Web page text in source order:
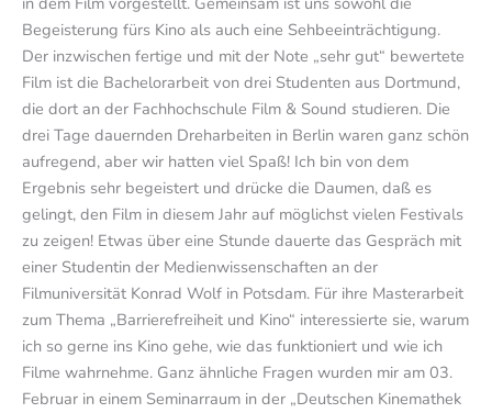
Begeisterung fürs Kino als auch eine Sehbeeinträchtigung.
Der inzwischen fertige und mit der Note „sehr gut“ bewertete
Film ist die Bachelorarbeit von drei Studenten aus Dortmund,
die dort an der Fachhochschule Film & Sound studieren. Die
drei Tage dauernden Dreharbeiten in Berlin waren ganz schön
aufregend, aber wir hatten viel Spaß! Ich bin von dem
Ergebnis sehr begeistert und drücke die Daumen, daß es
gelingt, den Film in diesem Jahr auf möglichst vielen Festivals
zu zeigen! Etwas über eine Stunde dauerte das Gespräch mit
einer Studentin der Medienwissenschaften an der
Filmuniversität Konrad Wolf in Potsdam. Für ihre Masterarbeit
zum Thema „Barrierefreiheit und Kino“ interessierte sie, warum
ich so gerne ins Kino gehe, wie das funktioniert und wie ich
Filme wahrnehme. Ganz ähnliche Fragen wurden mir am 03.
Februar in einem Seminarraum in der „Deutschen Kinemathek